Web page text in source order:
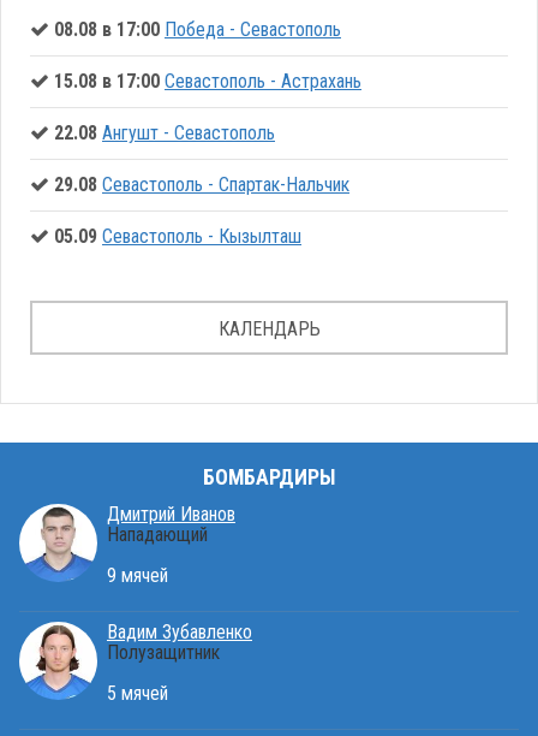
08.08 в 17:00 Победа - Севастополь
15.08 в 17:00 Севастополь - Астрахань
22.08 Ангушт - Севастополь
29.08 Севастополь - Спартак-Нальчик
05.09 Севастополь - Кызылташ
КАЛЕНДАРЬ
БОМБАРДИРЫ
Дмитрий Иванов
Нападающий
9 мячей
Вадим Зубавленко
Полузащитник
5 мячей